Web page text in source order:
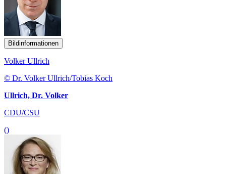
Bildinformationen
Volker Ullrich
© Dr. Volker Ullrich/Tobias Koch
Ullrich, Dr. Volker
CDU/CSU
()